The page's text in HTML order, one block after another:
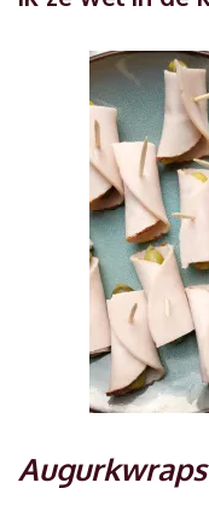
Augurkwraps